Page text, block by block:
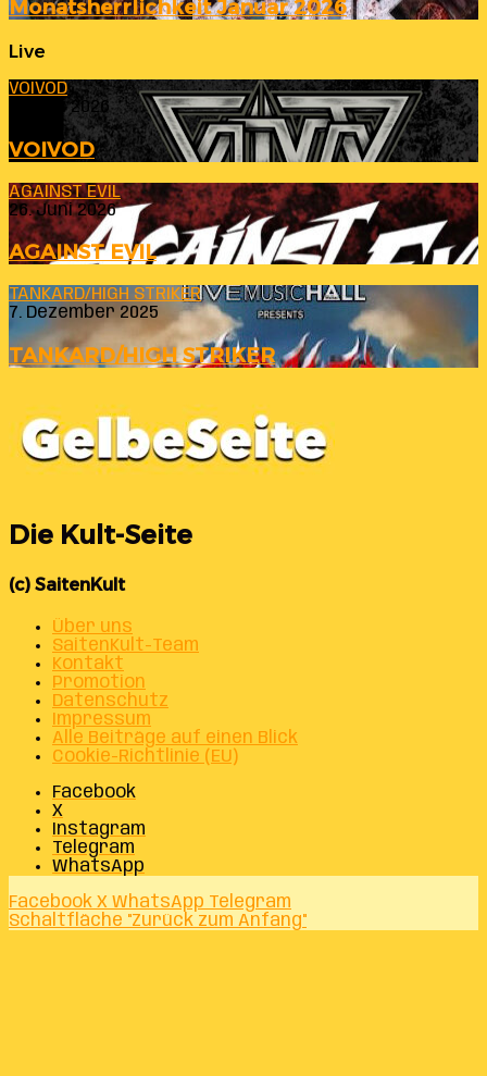
Monatsherrlichkeit Januar 2026
Live
VOIVOD
23. Juli 2026
VOIVOD
AGAINST EVIL
26. Juni 2026
AGAINST EVIL
TANKARD/HIGH STRIKER
7. Dezember 2025
TANKARD/HIGH STRIKER
Die Kult-Seite
(c) SaitenKult
Über uns
SaitenKult-Team
Kontakt
Promotion
Datenschutz
Impressum
Alle Beiträge auf einen Blick
Cookie-Richtlinie (EU)
Facebook
X
Instagram
Telegram
WhatsApp
Facebook X WhatsApp Telegram
Schaltfläche "Zurück zum Anfang"